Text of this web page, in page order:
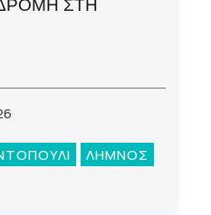
ΣΤΗ
ΛΗΜΝΟΣ